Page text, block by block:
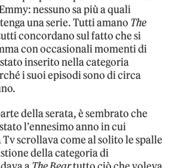
nessuno sa più a quali
una serie. Tutti amano The
concordano sul fatto che si
con occasionali momenti di
inserito nella categoria
i suoi episodi sono di circa
della serata, è sembrato che
l’ennesimo anno in cui
Tv scrollava come al solito le spalle
della categoria di